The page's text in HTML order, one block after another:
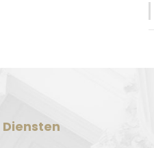
Diensten